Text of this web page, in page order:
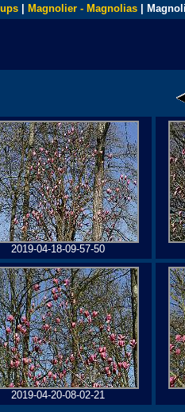
Magnolier - Magnolias |
2019-04-18-09-57-50
2019-04-20-08-02-21